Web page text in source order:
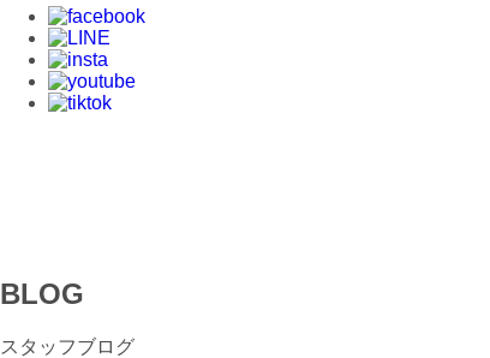
BLOG
スタッフブログ